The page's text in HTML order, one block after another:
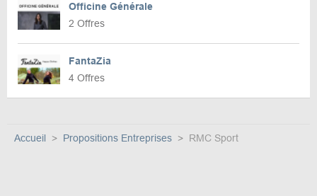
Officine Générale
2 Offres
FantaZia
4 Offres
Accueil Propositions Entreprises RMC Sport